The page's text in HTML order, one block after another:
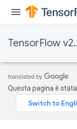
TensorFlow
Questa pagina è